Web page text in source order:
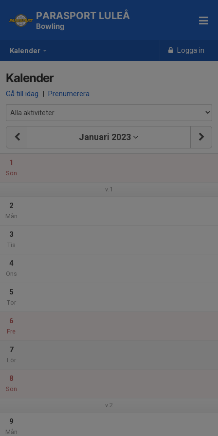
Kalender Logga in
PARASPORT LULEÅ
Bowling
Kalender
Gå till idag | Prenumerera
Januari 2023
1
Sön
v.1
2
Mån
3
Tis
4
Ons
5
Tor
6
Fre
7
Lör
8
Sön
v.2
9
Mån